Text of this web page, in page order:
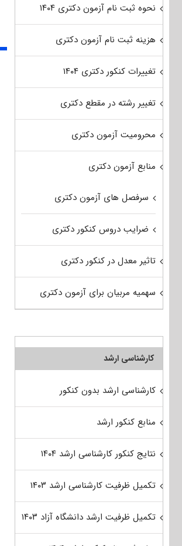
نحوه ثبت نام آزمون دکتری ۱۴۰۴
هزینه ثبت نام آزمون دکتری
تغییرات کنکور دکتری ۱۴۰۴
تغییر رشته در مقطع دکتری
محرومیت آزمون دکتری
منابع آزمون دکتری
سرفصل های آزمون دکتری
ضرایب دروس کنکور دکتری
تاثیر معدل در کنکور دکتری
سهمیه مربیان برای آزمون دکتری
کارشناسی ارشد
کارشناسی ارشد بدون کنکور
منابع کنکور ارشد
نتایج کنکور کارشناسی ارشد ۱۴۰۴
تکمیل ظرفیت کارشناسی ارشد ۱۴۰۳
تکمیل ظرفیت ارشد دانشگاه آزاد ۱۴۰۳